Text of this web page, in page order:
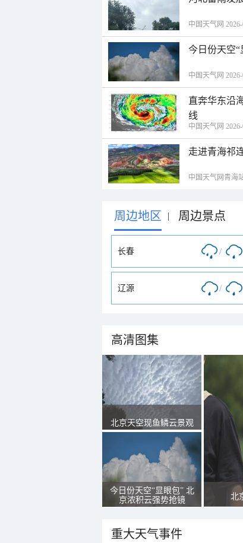
中国天气网
今日份天空
中国天气网
直奔华东沿
线
中国天气网
走进青海祁
中国天气网青海
周边地区 | 周边景点
长春 /
辽源 /
高清图集
北京天空现鱼鳞云景观
今日份天空“显眼包” 北
京浓积云强势抢镜
北
重大天气事件